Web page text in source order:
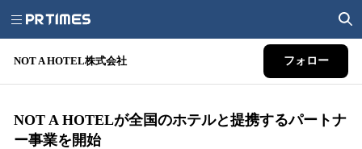
NOT A HOTEL株式会社 フォロー
NOT A HOTELが全国のホテルと提携するパートナ
ー事業を開始